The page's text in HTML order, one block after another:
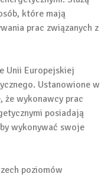
które mają
prac związanych z
Unii Europejskiej
Ustanowione w
że wykonawcy prac
posiadają
wykonywać swoje
poziomów